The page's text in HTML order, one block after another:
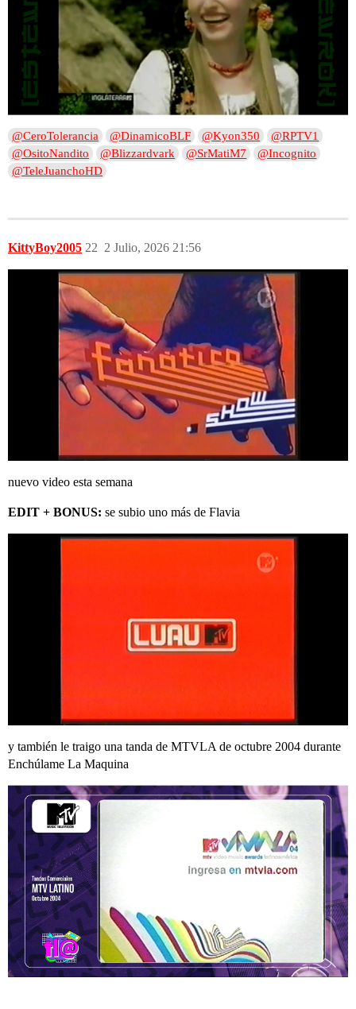
@CeroTolerancia @DinamicoBLF @Kyon350
@RPTV1
@OsitoNandito
@Blizzardvark @SrMatiM7
@Incognito
@TeleJuanchoHD
KittyBoy2005 2 Julio, 2026 21:56
22
nuevo video esta semana
EDIT + BONUS: se subio uno más de Flavia
y también le traigo una tanda de MTVLA de octubre 2004 durante
Enchúlame La Maquina